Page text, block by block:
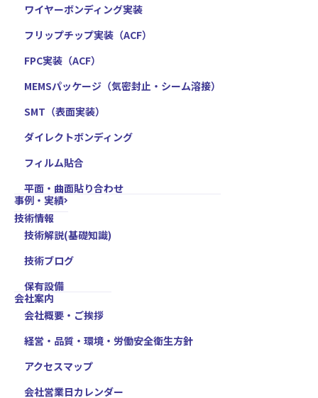
ワイヤーボンディング実装
フリップチップ実装（ACF）
FPC実装（ACF）
MEMSパッケージ（気密封止・シーム溶接）
SMT（表面実装）
ダイレクトボンディング
フィルム貼合
平面・曲面貼り合わせ
事例・実績
技術情報
技術解説(基礎知識)
技術ブログ
保有設備
会社案内
会社概要・ご挨拶
経営・品質・環境・労働安全衛生方針
アクセスマップ
会社営業日カレンダー